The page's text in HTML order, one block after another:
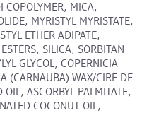
COPOLYMER, MICA,
MYRISTYL MYRISTATE,
ETHER ADIPATE,
SILICA, SORBITAN
GLYCOL, COPERNICIA
(CARNAUBA) WAX/CIRE DE
ASCORBYL PALMITATE,
COCONUT OIL,